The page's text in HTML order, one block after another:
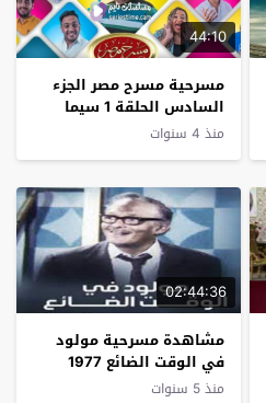
44:10
مسرحية مسرح مصر الجزء
السادس الحلقة 1 سيما
كلوب
منذ 4 سنوات
02:44:36
مشاهدة مسرحية مولود
في الوقت الضائع 1977
منذ 5 سنوات